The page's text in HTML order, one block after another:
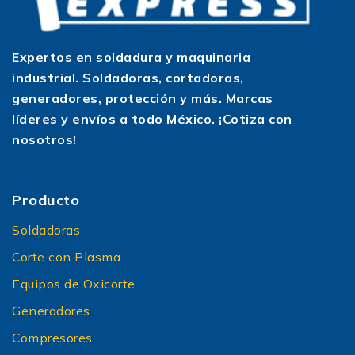
Expertos en soldadura y maquinaria
industrial. Soldadoras, cortadoras,
generadores, protección y más. Marcas
líderes y envíos a todo México. ¡Cotiza con
nosotros!
Producto
Soldadoras
Corte con Plasma
Equipos de Oxicorte
Generadores
Compresores